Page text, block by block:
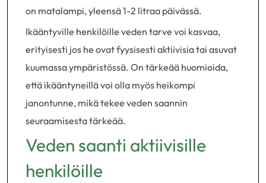
on matalampi, yleensä 1-2 litraa päivässä.
Ikääntyville henkilöille veden tarve voi kasvaa,
erityisesti jos he ovat fyysisesti aktiivisia tai asuvat
kuumassa ympäristössä. On tärkeää huomioida,
että ikääntyneillä voi olla myös heikompi
janontunne, mikä tekee veden saannin
seuraamisesta tärkeää.
Veden saanti aktiivisille
henkilöille